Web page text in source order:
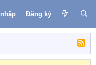
Đăng ký